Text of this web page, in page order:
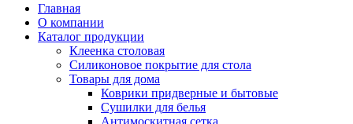
Главная
О компании
Каталог продукции
Клеенка столовая
Силиконовое покрытие для стола
Товары для дома
Коврики придверные и бытовые
Сушилки для белья
Антимоскитная сетка